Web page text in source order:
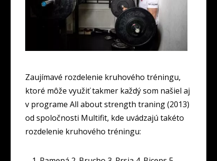
Zaujímavé rozdelenie kruhového tréningu,
ktoré môže využiť takmer každý som našiel aj
v programe All about strength traning (2013)
od spoločnosti Multifit, kde uvádzajú takéto
rozdelenie kruhového tréningu: